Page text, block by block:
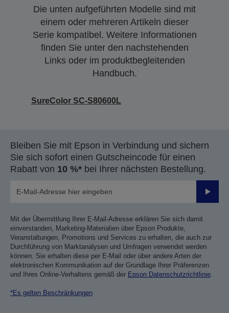
Die unten aufgeführten Modelle sind mit
einem oder mehreren Artikeln dieser
Serie kompatibel. Weitere Informationen
finden Sie unter den nachstehenden
Links oder im produktbegleitenden
Handbuch.
SureColor SC-S80600L
Bleiben Sie mit Epson in Verbindung und sichern
Sie sich sofort einen Gutscheincode für einen
Rabatt von 10 %* bei Ihrer nächsten Bestellung.
Mit der Übermittlung Ihrer E-Mail-Adresse erklären Sie sich damit
einverstanden, Marketing-Materialien über Epson Produkte,
Veranstaltungen, Promotions und Services zu erhalten, die auch zur
Durchführung von Marktanalysen und Umfragen verwendet werden
können. Sie erhalten diese per E-Mail oder über andere Arten der
elektronischen Kommunikation auf der Grundlage Ihrer Präferenzen
und Ihres Online-Verhaltens gemäß der Epson Datenschutzrichtlinie.
*Es gelten Beschränkungen